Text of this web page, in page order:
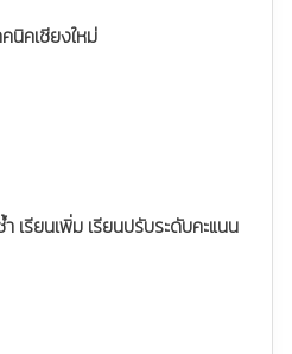
นิคเชียงใหม่
เรียนเพิ่ม เรียนปรับระดับคะแนน